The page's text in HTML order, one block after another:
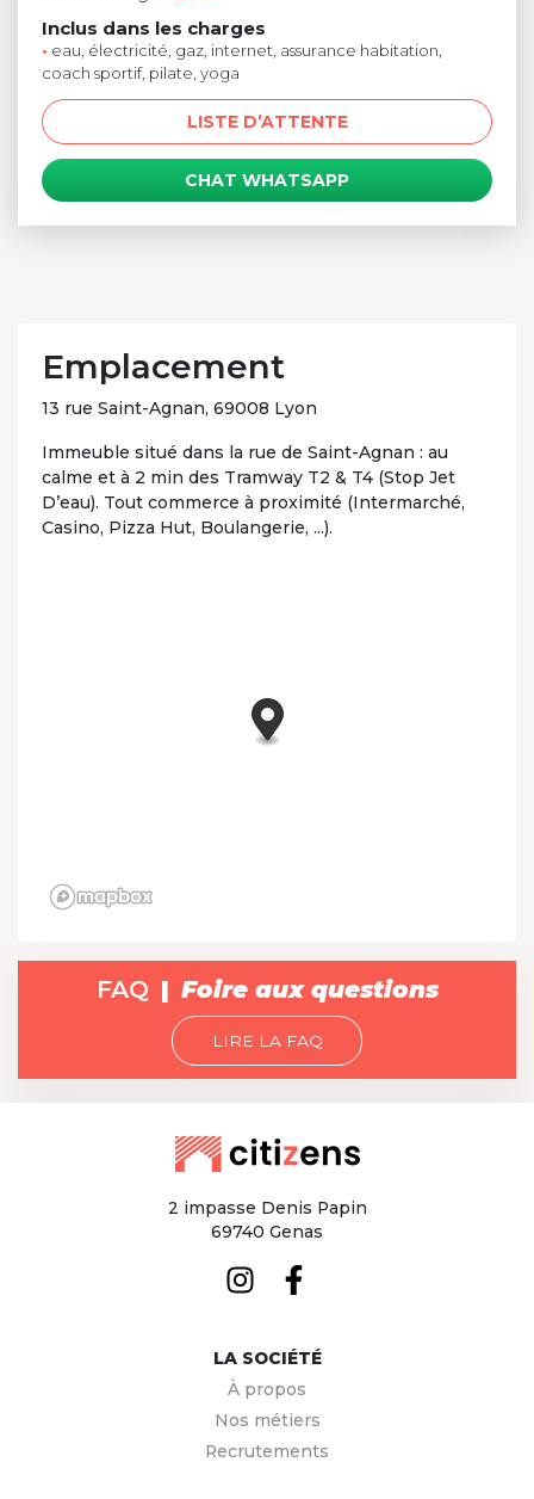
Inclus dans les charges
• eau, électricité, gaz, internet, assurance habitation,
coach sportif, pilate, yoga
LISTE D’ATTENTE
CHAT WHATSAPP
Emplacement
13 rue Saint-Agnan, 69008 Lyon
Immeuble situé dans la rue de Saint-Agnan : au
calme et à 2 min des Tramway T2 & T4 (Stop Jet
D’eau). Tout commerce à proximité (Intermarché,
Casino, Pizza Hut, Boulangerie, ...).
FAQ Foire aux questions
LIRE LA FAQ
2 impasse Denis Papin
69740 Genas
LA SOCIÉTÉ
À propos
Nos métiers
Recrutements